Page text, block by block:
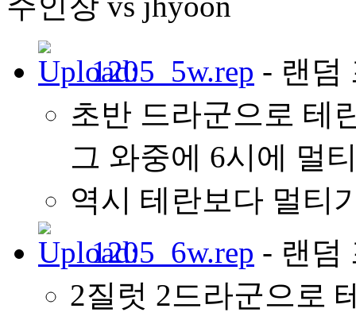
1205_5w.rep - 랜덤
초반 드라군으로 테
그 와중에 6시에 멀
역시 테란보다 멀티
1205_6w.rep - 랜덤
2질럿 2드라군으로